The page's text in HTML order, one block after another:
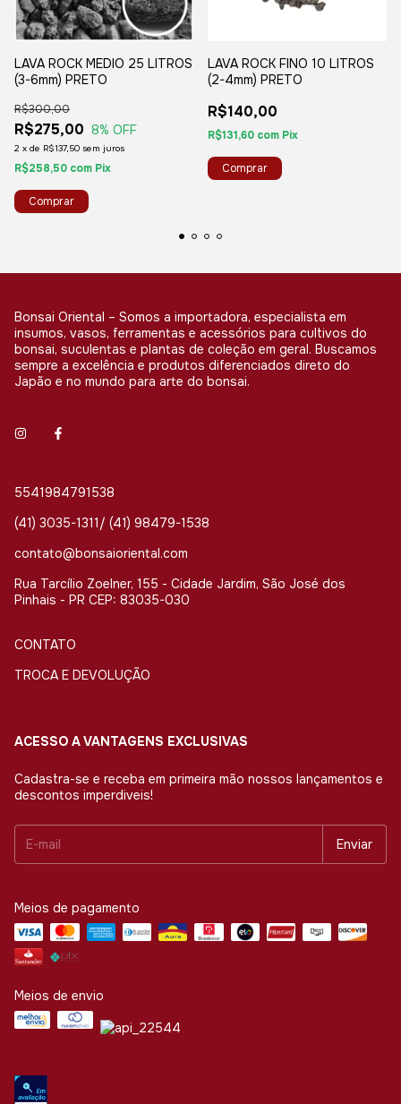
LAVA ROCK MEDIO 25 LITROS
(3-6mm) PRETO
R$275,00
R$300,00
8% OFF
2 x de R$137,50 sem juros
R$258,50 com Pix
LAVA ROCK FINO 10 LITROS
(2-4mm) PRETO
R$140,00
R$131,60 com Pix
Bonsai Oriental – Somos a importadora, especialista em
insumos, vasos, ferramentas e acessórios para cultivos do
bonsai, suculentas e plantas de coleção em geral. Buscamos
sempre a excelência e produtos diferenciados direto do
Japão e no mundo para arte do bonsai.
5541984791538
(41) 3035-1311/ (41) 98479-1538
contato@bonsaioriental.com
Rua Tarcílio Zoelner, 155 - Cidade Jardim, São José dos
Pinhais - PR CEP: 83035-030
CONTATO
TROCA E DEVOLUÇÃO
ACESSO A VANTAGENS EXCLUSIVAS
Cadastra-se e receba em primeira mão nossos lançamentos e
descontos imperdiveis!
Meios de pagamento
Meios de envio